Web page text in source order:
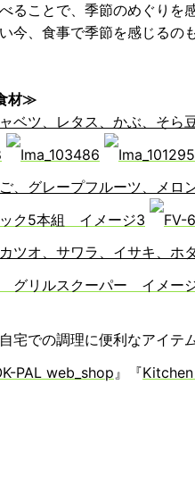
ることで、季節のめぐりを
今、食事で季節を感じるの
材≫
ベツ、レタス、かぶ、そら
、グレープフルーツ、メロ
ツオ、サワラ、イサキ、ホ
宅での調理に便利なアイテ
PAL web_shop』『